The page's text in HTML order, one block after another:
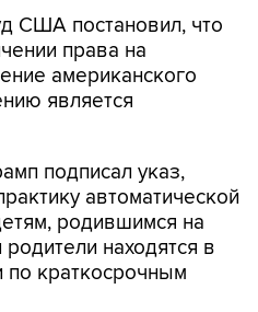
американского
является
подписал указ,
родившимся на
находятся в
по краткосрочным
рождению